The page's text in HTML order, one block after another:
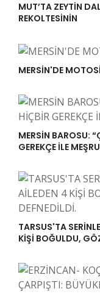
MUT’TA ZEYTİN
REKOLTESİNİN
MERSİN'DE
MERSİN BAROSU:
GEREKÇE İLE
TARSUS'TA
KİŞİ BOĞULDU,